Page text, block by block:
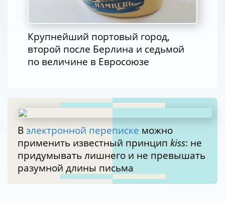
Крупнейший портовый город,
второй после Берлина и седьмой
по величине в Евросоюзе
В электронной переписке можно
применить известный принцип kiss: не
придумывать лишнего и не превышать
разумной длины письма